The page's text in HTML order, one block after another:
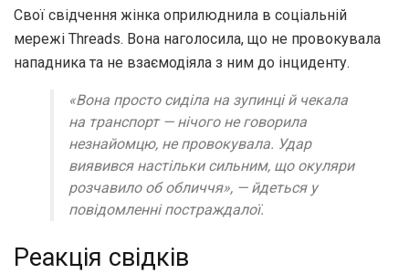
Свої свідчення жінка оприлюднила в соціальній
мережі Threads. Вона наголосила, що не провокувала
нападника та не взаємодіяла з ним до інциденту.
«Вона просто сиділа на зупинці й чекала
на транспорт — нічого не говорила
незнайомцю, не провокувала. Удар
виявився настільки сильним, що окуляри
розчавило об обличчя», — йдеться у
повідомленні постраждалої.
Реакція свідків